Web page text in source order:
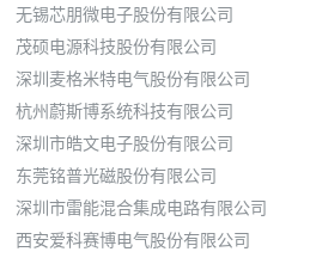
无锡芯朋微电子股份有限公司
茂硕电源科技股份有限公司
深圳麦格米特电气股份有限公司
杭州蔚斯博系统科技有限公司
深圳市皓文电子股份有限公司
东莞铭普光磁股份有限公司
深圳市雷能混合集成电路有限公司
西安爱科赛博电气股份有限公司